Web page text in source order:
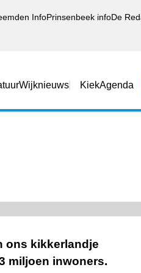
InfoPrinsenbeek infoDe
Wijknieuws KiekAgenda
ons kikkerlandje
miljoen inwoners.